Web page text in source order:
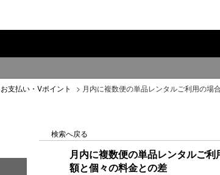
支払い・Vポイント > 月内に複数便の単品レンタルご利用の場
検索へ戻る
月内に複数便の単品レンタルご
額と個々の料金との差